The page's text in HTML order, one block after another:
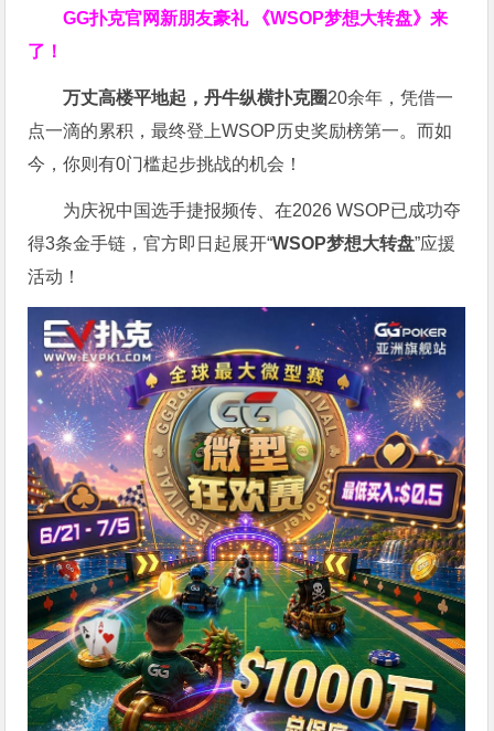
GG扑克官网新朋友豪礼
《WSOP梦想大转盘》来
了！
万丈高楼平地起，丹牛纵横扑克圈20余年，凭借一
点一滴的累积，最终登上WSOP历史奖励榜第一。而如
今，你则有0门槛起步挑战的机会！
为庆祝中国选手捷报频传、在2026 WSOP已成功夺
得3条金手链，官方即日起展开“WSOP梦想大转盘”应援
活动！